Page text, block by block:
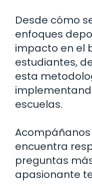
Desde cómo
enfoques
impacto en el
estudiantes,
esta
escuelas.
encuentra
preguntas
apasionante